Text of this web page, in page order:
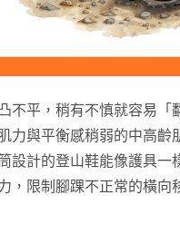
不平，稍有不慎就容易「
力與平衡感稍弱的中高齡
設計的登山鞋能像護具一
，限制腳踝不正常的橫向